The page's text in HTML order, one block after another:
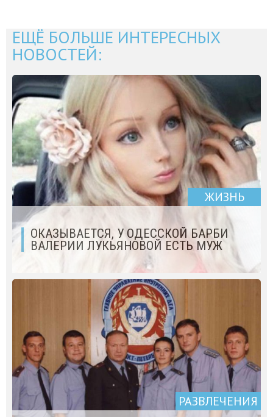
ЕЩЁ БОЛЬШЕ ИНТЕРЕСНЫХ
НОВОСТЕЙ:
ЖИЗНЬ
ОКАЗЫВАЕТСЯ, У ОДЕССКОЙ БАРБИ
ВАЛЕРИИ ЛУКЬЯНОВОЙ ЕСТЬ МУЖ
РАЗВЛЕЧЕНИЯ